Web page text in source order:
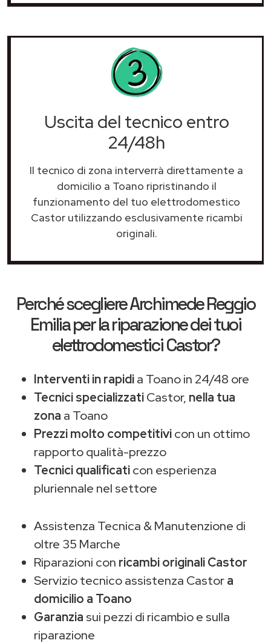
Uscita del tecnico entro
24/48h
Il tecnico di zona interverrà direttamente a
domicilio a Toano ripristinando il
funzionamento del tuo elettrodomestico
Castor utilizzando esclusivamente ricambi
originali.
Perché scegliereArchimede Reggio
Emiliaper la riparazione dei tuoi
elettrodomestici Castor?
Interventi in rapidia Toano in 24/48 ore
Tecnici specializzatiCastor, nella tua
zona a Toano
Prezzi molto competitivicon un ottimo
rapporto qualità-prezzo
Tecnici qualificaticon esperienza
pluriennale nel settore
Assistenza Tecnica & Manutenzione di
oltre 35 Marche
Riparazioni con ricambi originali Castor
Servizio tecnico assistenza Castora
domicilio a Toano
Garanzia sui pezzi di ricambio e sulla
riparazione